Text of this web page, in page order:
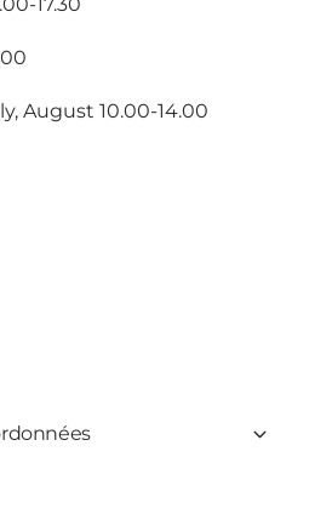
17.30
August 10.00-14.00